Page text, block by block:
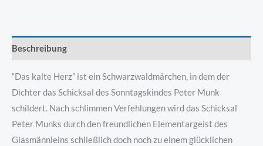
Beschreibung
“Das kalte Herz” ist ein Schwarzwaldmärchen, in dem der
Dichter das Schicksal des Sonntagskindes Peter Munk
schildert. Nach schlimmen Verfehlungen wird das Schicksal
Peter Munks durch den freundlichen Elementargeist des
Glasmännleins schließlich doch noch zu einem glücklichen